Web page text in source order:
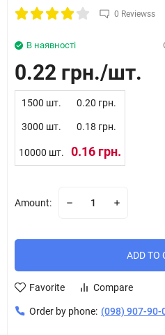
0 Reviewss
В наявності
0.22 грн.
1500 шт. 0.20 грн.
3000 шт. 0.18 грн.
10000 шт. 0.16 грн.
Amount:
ADD TO
Favorite Compare
Order by phone: (098) 907-90-